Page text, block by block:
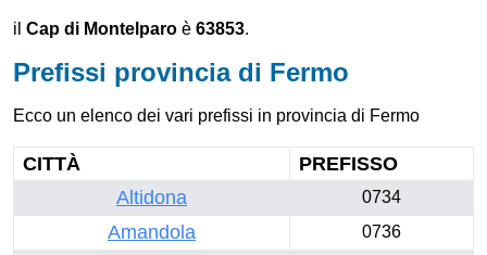
il Cap di Montelparo è 63853.
Prefissi provincia di Fermo
Ecco un elenco dei vari prefissi in provincia di Fermo
CITTÀ
PREFISSO
Altidona
0734
Amandola 0736